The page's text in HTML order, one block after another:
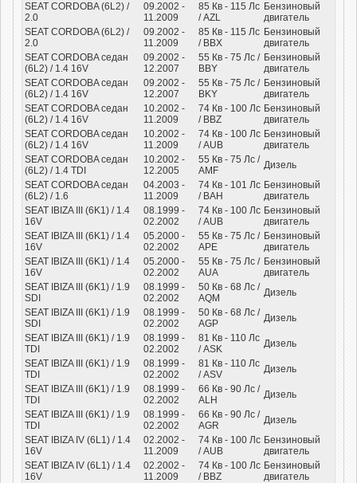
SEAT CORDOBA (6L2) /
2.0
09.2002 -
11.2009
85 Кв - 115 Лс
/ AZL
Бензиновый
двигатель
SEAT CORDOBA (6L2) /
2.0
09.2002 -
11.2009
85 Кв - 115 Лс
/ BBX
Бензиновый
двигатель
SEAT CORDOBA седан
(6L2) / 1.4 16V
09.2002 -
12.2007
55 Кв - 75 Лс /
BBY
Бензиновый
двигатель
SEAT CORDOBA седан
(6L2) / 1.4 16V
09.2002 -
12.2007
55 Кв - 75 Лс /
BKY
Бензиновый
двигатель
SEAT CORDOBA седан
(6L2) / 1.4 16V
10.2002 -
11.2009
74 Кв - 100 Лс
/ BBZ
Бензиновый
двигатель
SEAT CORDOBA седан
(6L2) / 1.4 16V
10.2002 -
11.2009
74 Кв - 100 Лс
/ AUB
Бензиновый
двигатель
SEAT CORDOBA седан
(6L2) / 1.4 TDI
10.2002 -
12.2005
55 Кв - 75 Лс /
AMF
Дизель
SEAT CORDOBA седан
(6L2) / 1.6
04.2003 -
11.2009
74 Кв - 101 Лс
/ BAH
Бензиновый
двигатель
SEAT IBIZA III (6K1) / 1.4
16V
08.1999 -
02.2002
74 Кв - 100 Лс
/ AUB
Бензиновый
двигатель
SEAT IBIZA III (6K1) / 1.4
16V
05.2000 -
02.2002
55 Кв - 75 Лс /
APE
Бензиновый
двигатель
SEAT IBIZA III (6K1) / 1.4
16V
05.2000 -
02.2002
55 Кв - 75 Лс /
AUA
Бензиновый
двигатель
SEAT IBIZA III (6K1) / 1.9
SDI
08.1999 -
02.2002
50 Кв - 68 Лс /
AQM
Дизель
SEAT IBIZA III (6K1) / 1.9
SDI
08.1999 -
02.2002
50 Кв - 68 Лс /
AGP
Дизель
SEAT IBIZA III (6K1) / 1.9
TDI
08.1999 -
02.2002
81 Кв - 110 Лс
/ ASK
Дизель
SEAT IBIZA III (6K1) / 1.9
TDI
08.1999 -
02.2002
81 Кв - 110 Лс
/ ASV
Дизель
SEAT IBIZA III (6K1) / 1.9
TDI
08.1999 -
02.2002
66 Кв - 90 Лс /
ALH
Дизель
SEAT IBIZA III (6K1) / 1.9
TDI
08.1999 -
02.2002
66 Кв - 90 Лс /
AGR
Дизель
SEAT IBIZA IV (6L1) / 1.4
16V
02.2002 -
11.2009
74 Кв - 100 Лс
/ AUB
Бензиновый
двигатель
SEAT IBIZA IV (6L1) / 1.4
16V
02.2002 -
11.2009
74 Кв - 100 Лс
/ BBZ
Бензиновый
двигатель